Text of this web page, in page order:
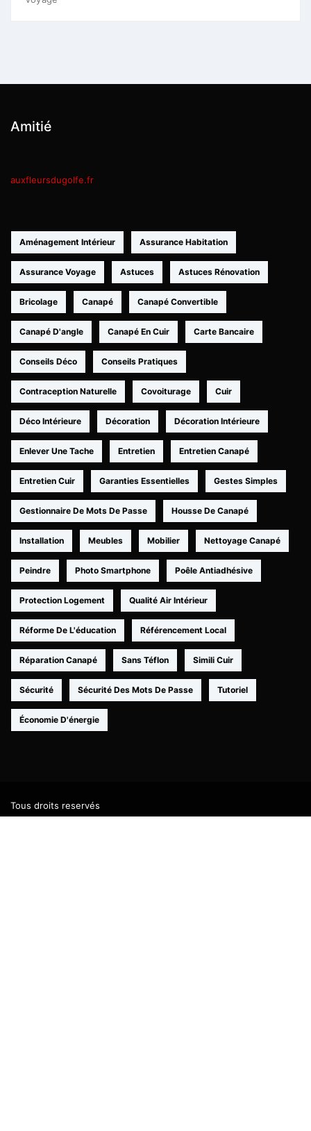
Amitié
auxfleursdugolfe.fr
Aménagement Intérieur Assurance Habitation
Assurance Voyage Astuces Astuces Rénovation
Bricolage Canapé Canapé Convertible
Canapé D'angle Canapé En Cuir Carte Bancaire
Conseils Déco Conseils Pratiques
Contraception Naturelle Covoiturage Cuir
Déco Intérieure Décoration Décoration Intérieure
Enlever Une Tache Entretien Entretien Canapé
Entretien Cuir Garanties Essentielles Gestes Simples
Gestionnaire De Mots De Passe Housse De Canapé
Installation Meubles Mobilier Nettoyage Canapé
Peindre Photo Smartphone Poêle Antiadhésive
Protection Logement Qualité Air Intérieur
Réforme De L'éducation Référencement Local
Réparation Canapé Sans Téflon Simili Cuir
Sécurité Sécurité Des Mots De Passe Tutoriel
Économie D'énergie
Tous droits reservés